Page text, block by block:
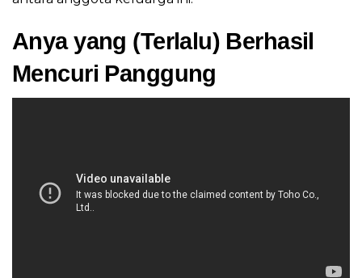
Anya yang (Terlalu) Berhasil
Mencuri Panggung